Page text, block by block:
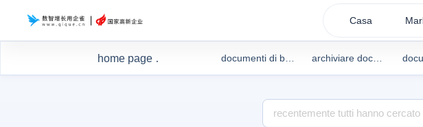
Casa
home page della guida